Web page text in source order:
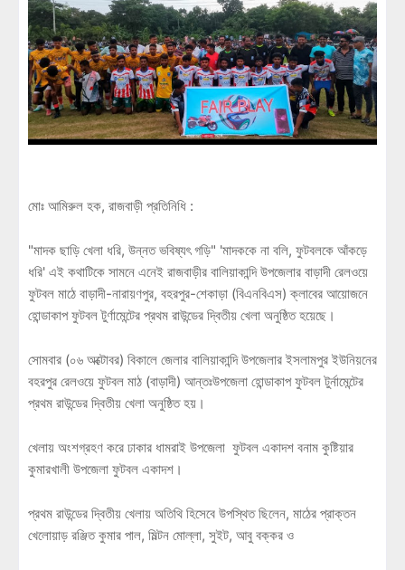
মোঃ আমিরুল হক, রাজবাড়ী প্রতিনিধি :
"মাদক ছাড়ি খেলা ধরি, উন্নত ভবিষ্যৎ গড়ি" 'মাদককে না বলি, ফুটবলকে আঁকড়ে
ধরি' এই কথাটিকে সামনে এনেই রাজবাড়ীর বালিয়াকান্দি উপজেলার বাড়াদী রেলওয়ে
ফুটবল মাঠে বাড়াদী-নারায়ণপুর, বহরপুর-শেকাড়া (বিএনবিএস) ক্লাবের আয়োজনে
হোন্ডাকাপ ফুটবল টুর্ণামেন্টের প্রথম রাউন্ডের দ্বিতীয় খেলা অনুষ্ঠিত হয়েছে।
সোমবার (০৬ অক্টোবর) বিকালে জেলার বালিয়াকান্দি উপজেলার ইসলামপুর ইউনিয়নের
বহরপুর রেলওয়ে ফুটবল মাঠ (বাড়াদী) আন্তঃউপজেলা হোন্ডাকাপ ফুটবল টুর্নামেন্টের
প্রথম রাউন্ডের দ্বিতীয় খেলা অনুষ্ঠিত হয়।
খেলায় অংশগ্রহণ করে ঢাকার ধামরাই উপজেলা ফুটবল একাদশ বনাম কুষ্টিয়ার
কুমারখালী উপজেলা ফুটবল একাদশ।
প্রথম রাউন্ডের দ্বিতীয় খেলায় অতিথি হিসেবে উপস্থিত ছিলেন, মাঠের প্রাক্তন
খেলোয়াড় রঞ্জিত কুমার পাল, মিল্টন মোল্লা, সুইট, আবু বক্কর ও